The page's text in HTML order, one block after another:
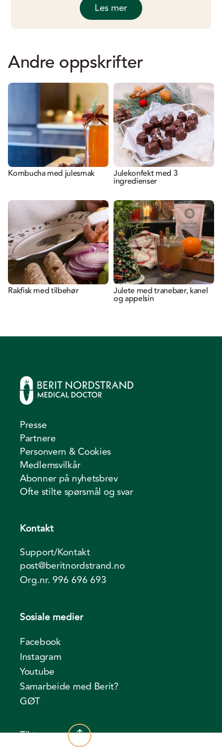
Les mer
Andre oppskrifter
Kombucha med julesmak Julekonfekt med 3
ingredienser
Rakfisk med tilbehør Julete med tranebær, kanel
og appelsin
Presse
Partnere
Personvern & Cookies
Medlemsvilkår
Abonner på nyhetsbrev
Ofte stilte spørsmål og svar
Kontakt
Support/Kontakt
post@beritnordstrand.no
Org.nr. 996 696 693
Sosiale medier
Facebook
Instagram
Youtube
Samarbeide med Berit?
GØT
Til toppen